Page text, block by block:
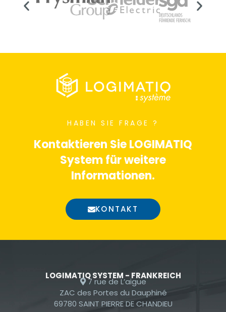
HABEN SIE FRAGE ?
Kontaktieren Sie LOGIMATIQ
System für weitere
Informationen.
KONTAKT
LOGIMATIQ SYSTEM - FRANKREICH
7 rue de L’aigue
ZAC des Portes du Dauphiné
69780 SAINT PIERRE DE CHANDIEU